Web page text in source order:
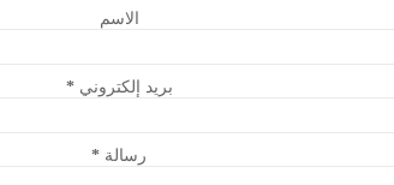
الاسم
بريد إلكتروني*
رسالة *